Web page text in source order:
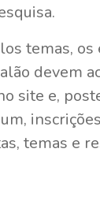
temas,
devem
site e,
temas e